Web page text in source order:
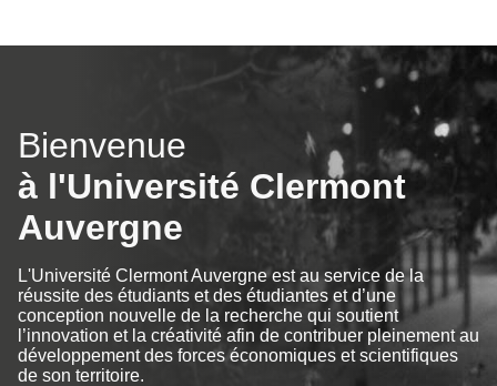
Bienvenue
à l'Université Clermont
Auvergne
L'Université Clermont Auvergne est au service de la
réussite des étudiants et des étudiantes et d’une
conception nouvelle de la recherche qui soutient
l’innovation et la créativité afin de contribuer pleinement au
développement des forces économiques et scientifiques
de son territoire.